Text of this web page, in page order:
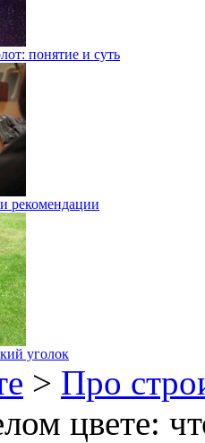
понятие и суть
рекомендации
уголок
> Про
цвете: